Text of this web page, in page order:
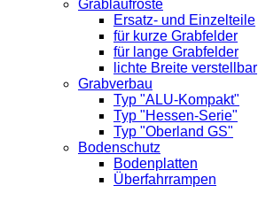
Grablaufroste
Ersatz- und Einzelteile
für kurze Grabfelder
für lange Grabfelder
lichte Breite verstellbar
Grabverbau
Typ "ALU-Kompakt"
Typ "Hessen-Serie"
Typ "Oberland GS"
Bodenschutz
Bodenplatten
Überfahrrampen